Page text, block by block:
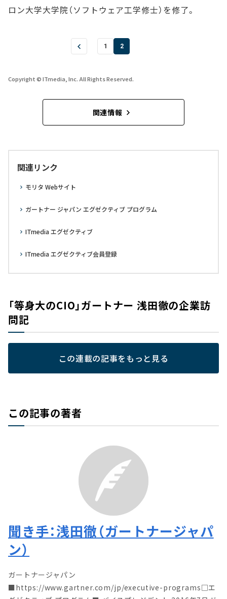
ロン大学大学院（ソフトウェア工学修士）を修了。
1 2
Copyright © ITmedia, Inc. All Rights Reserved.
関連情報
関連リンク
モリタ Webサイト
ガートナー ジャパン エグゼクティブ プログラム
ITmedia エグゼクティブ
ITmedia エグゼクティブ会員登録
「等身大のCIO」ガートナー 浅田徹の企業訪
問記
この連載の記事をもっと見る
この記事の著者
聞き手：浅田徹（ガートナージャパ
ン）
ガートナージャパン
■https://www.gartner.com/jp/executive-programs□エ